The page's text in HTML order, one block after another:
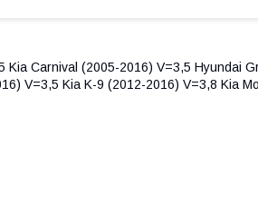
Carnival (2005-2016) V=3,5 Hyundai
V=3,5 Kia K-9 (2012-2016) V=3,8 Kia